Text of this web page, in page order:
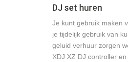
DJ set huren
Je kunt gebruik maken
je tijdelijk gebruik van
geluid verhuur zorgen
XDJ XZ DJ controller